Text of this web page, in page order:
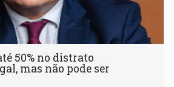
50% no distrato
mas não pode ser